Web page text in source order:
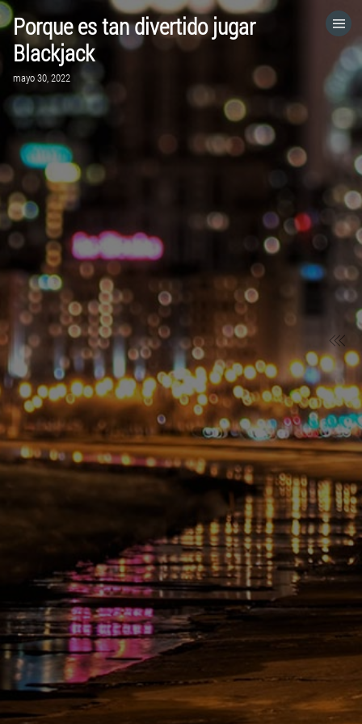
Porque es tan divertido jugar
Blackjack
mayo 30, 2022
HOME
VISITA EL SITIO WEB